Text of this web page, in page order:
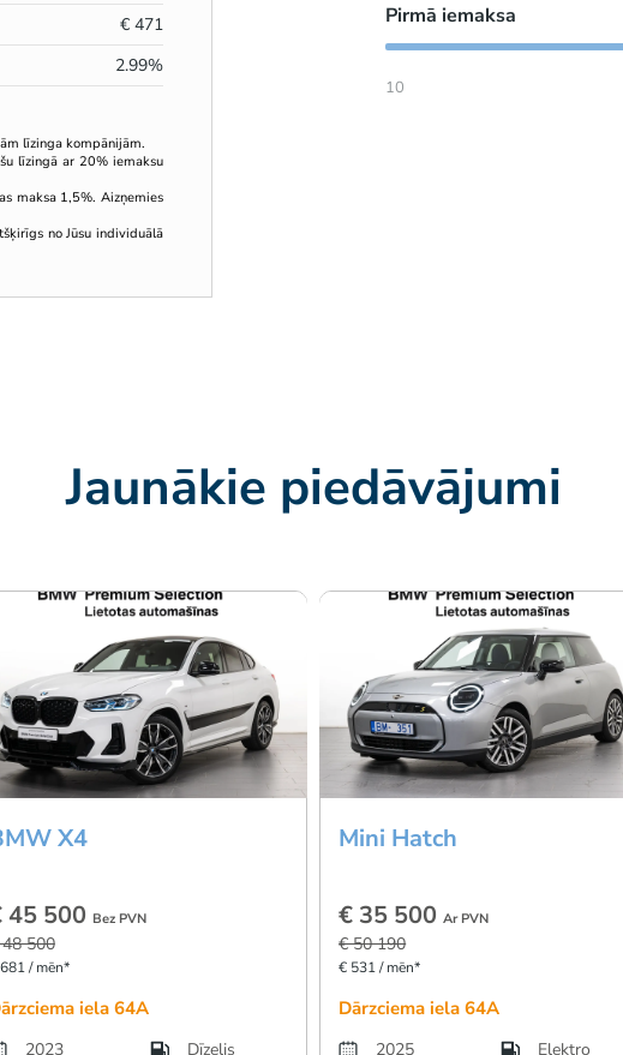
€ 471
2.99%
līzinga kompānijām.
līzingā ar 20% iemaksu
maksa 1,5%. Aizņemies
no Jūsu individuālā
Pirmā iemaksa
10
Jaunākie piedāvājumi
X4
45 500 Bez PVN
500
/ mēn*
iela 64A
2023 Dīzelis
Mini Hatch
€ 35 500Ar PVN
€ 50 190
€ 531 / mēn*
Dārzciema iela 64A
2025 Elektro